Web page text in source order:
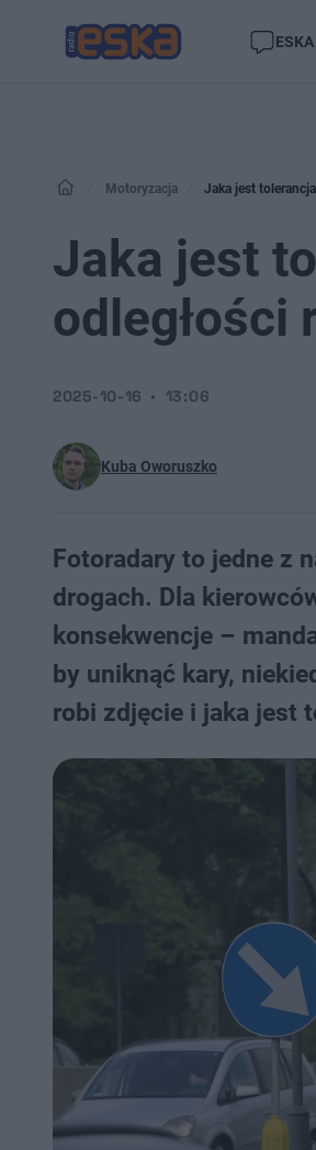
Motoryzacja Jaka jest
Jaka jest
odległości
Kuba Oworuszko
2025-10-16 13:06
Fotoradary to jedne z
drogach. Dla
konsekwencje –
by uniknąć kary,
robi zdjęcie i jaka jest